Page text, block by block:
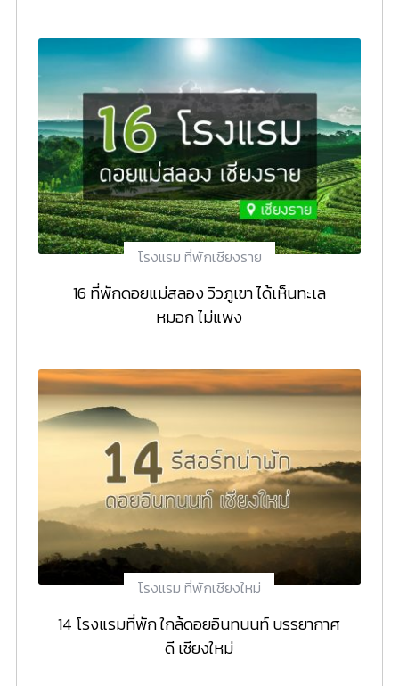
โรงแรม ที่พักเชียงราย
16 ที่พักดอยแม่สลอง วิวภูเขา ได้เห็นทะเล
หมอก ไม่แพง
โรงแรม ที่พักเชียงใหม่
14 โรงแรมที่พัก ใกล้ดอยอินทนนท์ บรรยากาศ
ดี เชียงใหม่